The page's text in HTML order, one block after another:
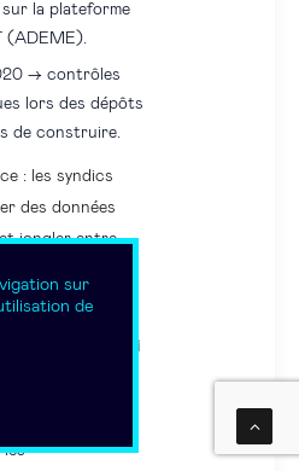
sur la plateforme
(ADEME).
→ contrôles
lors des dépôts
de construire.
: les syndics
des données
jongler entre
ligne).
administrative qui
technique
les
sur
de